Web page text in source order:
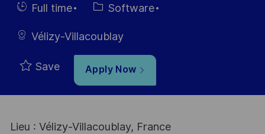
Date
Id
HiringFull time Category
Software
Vélizy-Villacoublay
Save Apply Now
Lieu : Vélizy-Villacoublay, France